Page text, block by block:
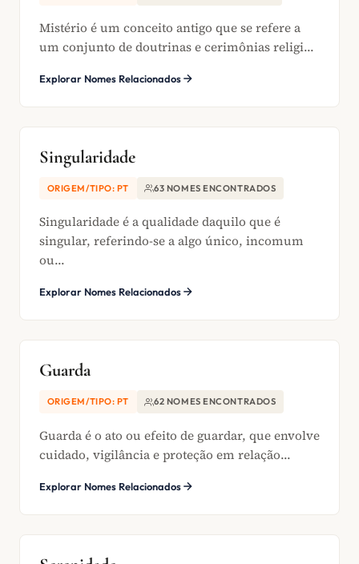
Mistério é um conceito antigo que se refere a
um conjunto de doutrinas e cerimônias religi...
Explorar Nomes Relacionados
Singularidade
ORIGEM/TIPO: PT 63 NOMES ENCONTRADOS
Singularidade é a qualidade daquilo que é
singular, referindo-se a algo único, incomum
ou...
Explorar Nomes Relacionados
Guarda
ORIGEM/TIPO: PT 62 NOMES ENCONTRADOS
Guarda é o ato ou efeito de guardar, que envolve
cuidado, vigilância e proteção em relação...
Explorar Nomes Relacionados